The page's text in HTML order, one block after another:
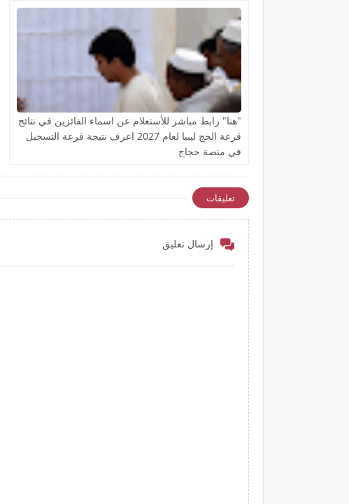
"هنا" رابط مباشر للأستعلام عن اسماء الفائزين في نتائج
قرعة الحج ليبيا لعام 2027 اعرف نتيجة قرعة التسجيل
في منصة حجاج
تعليقات
إرسال تعليق